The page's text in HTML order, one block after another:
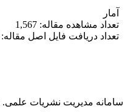
آمار
تعداد مشاهده مقاله: 1,567
تعداد دریافت فایل اصل مقاله: 1,280
سامانه مدیریت نشریات علمی.